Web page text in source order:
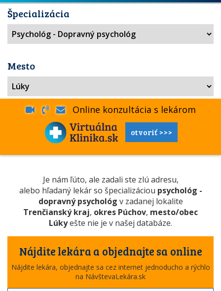
Špecializácia
Mesto
Online konzultácia s lekárom
otvoriť >>>
Je nám ľúto, ale zadali ste zlú adresu,
alebo hľadaný lekár so špecializáciou psychológ -
dopravný psychológ v zadanej lokalite
Trenčianský kraj, okres Púchov, mesto/obec
Lúkyešte nie je v našej databáze.
Nájdite lekára a objednajte sa online
Nájdite lekára, objednajte sa cez internet jednoducho a rýchlo
na NávštevaLekára.sk